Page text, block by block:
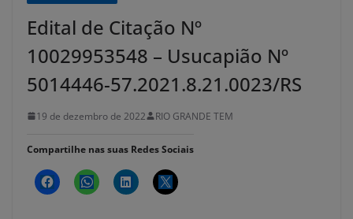
Edital de Citação Nº
10029953548 – Usucapião Nº
5014446-57.2021.8.21.0023/RS
19 de dezembro de 2022 RIO GRANDE TEM
Compartilhe nas suas Redes Sociais